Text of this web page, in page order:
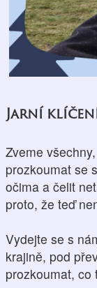
Jarní klíčení
Zveme
prozkoumat se
očima a čelit
proto, že teď
Vydejte se s
krajině, pod
prozkoumat, co